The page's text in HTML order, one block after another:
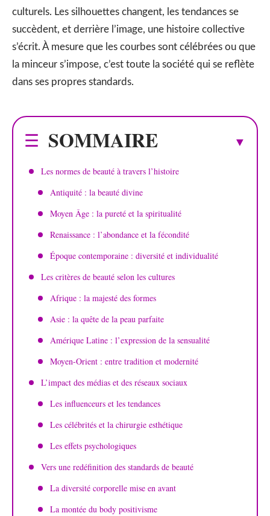
culturels. Les silhouettes changent, les tendances se
succèdent, et derrière l’image, une histoire collective
s’écrit. À mesure que les courbes sont célébrées ou que
la minceur s’impose, c’est toute la société qui se reflète
dans ses propres standards.
SOMMAIRE
Les normes de beauté à travers l’histoire
Antiquité : la beauté divine
Moyen Âge : la pureté et la spiritualité
Renaissance : l’abondance et la fécondité
Époque contemporaine : diversité et individualité
Les critères de beauté selon les cultures
Afrique : la majesté des formes
Asie : la quête de la peau parfaite
Amérique Latine : l’expression de la sensualité
Moyen-Orient : entre tradition et modernité
L’impact des médias et des réseaux sociaux
Les influenceurs et les tendances
Les célébrités et la chirurgie esthétique
Les effets psychologiques
Vers une redéfinition des standards de beauté
La diversité corporelle mise en avant
La montée du body positivisme